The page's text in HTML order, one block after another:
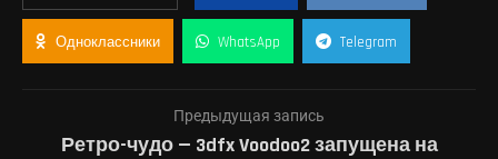
Одноклассники WhatsApp Telegram
Предыдущая запись
Ретро-чудо — 3dfx Voodoo2 запущена на